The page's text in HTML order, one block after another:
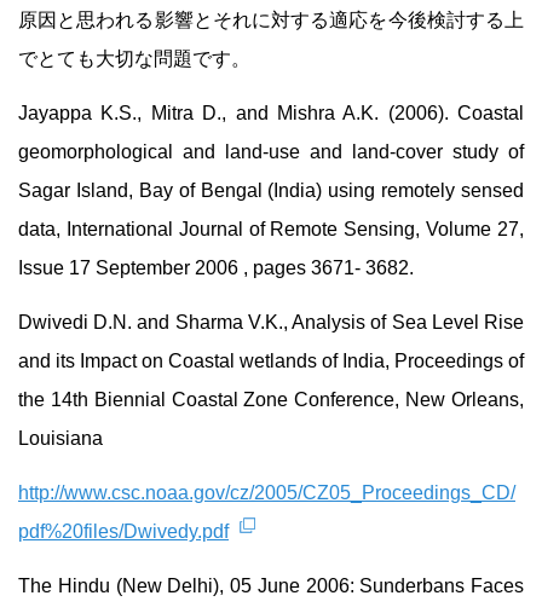
原因と思われる影響とそれに対する適応を今後検討する上
でとても大切な問題です。
Jayappa K.S., Mitra D., and Mishra A.K. (2006). Coastal
geomorphological and land-use and land-cover study of
Sagar Island, Bay of Bengal (India) using remotely sensed
data, International Journal of Remote Sensing, Volume 27,
Issue 17 September 2006 , pages 3671- 3682.
Dwivedi D.N. and Sharma V.K., Analysis of Sea Level Rise
and its Impact on Coastal wetlands of India, Proceedings of
the 14th Biennial Coastal Zone Conference, New Orleans,
Louisiana
http://www.csc.noaa.gov/cz/2005/CZ05_Proceedings_CD/
pdf%20files/Dwivedy.pdf
The Hindu (New Delhi), 05 June 2006: Sunderbans Faces